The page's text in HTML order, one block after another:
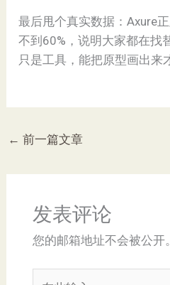
最后甩个真实数据：Axure
不到60%，说明大家都在找
只是工具，能把原型画出来
← 前一篇文章
发表评论
您的邮箱地址不会被公开。